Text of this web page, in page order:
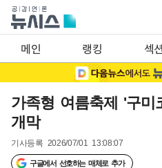
메인 랭킹 섹션
가족형 여름축제 '구미
개막
기사등록 2026/07/01 13:08:07
구글에서 선호하는 매체로 추가